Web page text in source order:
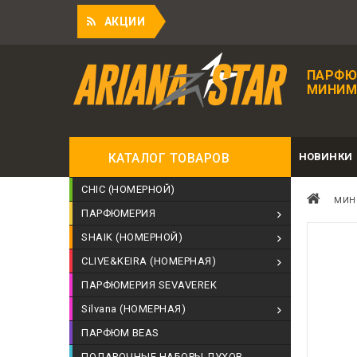
АКЦИИ
КАТАЛОГ ТОВАРОВ НОВИНКИ
CHIC (НОМЕРНОЙ)
ПАРФЮМЕРИЯ
SHAIK (НОМЕРНОЙ)
CLIVE&KEIRA (НОМЕРНАЯ)
ПАРФЮМЕРИЯ SEVAVEREK
Silvana (НОМЕРНАЯ)
ПАРФЮМ BEAS